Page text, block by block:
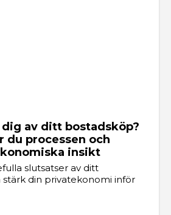
dig av ditt bostadsköp?
du processen och
insikt
slutsatser av ditt
din privatekonomi inför